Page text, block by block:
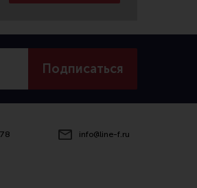
Подписаться
info@line-f.ru